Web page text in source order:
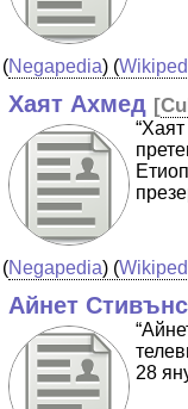
(Negapedia) (
Хаят Ахмед [
(Negapedia) (
Айнет Стивънс
28